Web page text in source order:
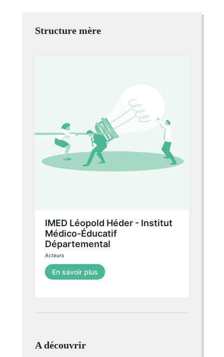
Structure mère
IMED Léopold Héder - Institut
Médico-Éducatif
Départemental
Acteurs
En savoir plus
A découvrir